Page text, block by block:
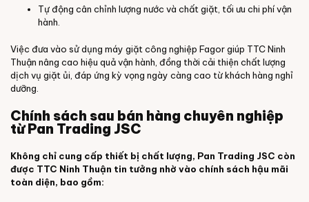
Tự động cân chỉnh lượng nước và chất giặt, tối ưu chi phí vận
hành.
Việc đưa vào sử dụng máy giặt công nghiệp Fagor giúp TTC Ninh
Thuận nâng cao hiệu quả vận hành, đồng thời cải thiện chất lượng
dịch vụ giặt ủi, đáp ứng kỳ vọng ngày càng cao từ khách hàng nghỉ
dưỡng.
Chính sách sau bán hàng chuyên nghiệp
từ Pan Trading JSC
Không chỉ cung cấp thiết bị chất lượng, Pan Trading JSC còn
được TTC Ninh Thuận tin tưởng nhờ vào chính sách hậu mãi
toàn diện, bao gồm: